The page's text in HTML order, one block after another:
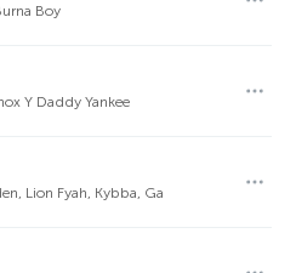
Boy
Y Daddy Yankee
Lion Fyah, Kybba, Ga